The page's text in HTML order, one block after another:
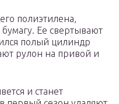
полиэтилена,
Ее свертывают
полый цилиндр
рулон на привой и
и станет